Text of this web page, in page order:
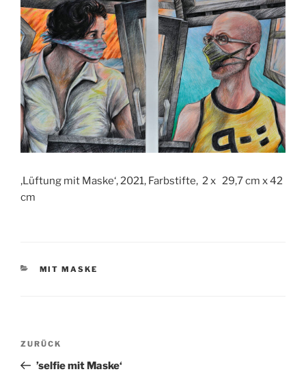
‚Lüftung mit Maske‘, 2021, Farbstifte, 2 x 29,7 cm x 42
cm
KATEGORIEN
MIT MASKE
Beitragsnavigation
Vorheriger
Beitrag
ZURÜCK
’selfie mit Maske‘